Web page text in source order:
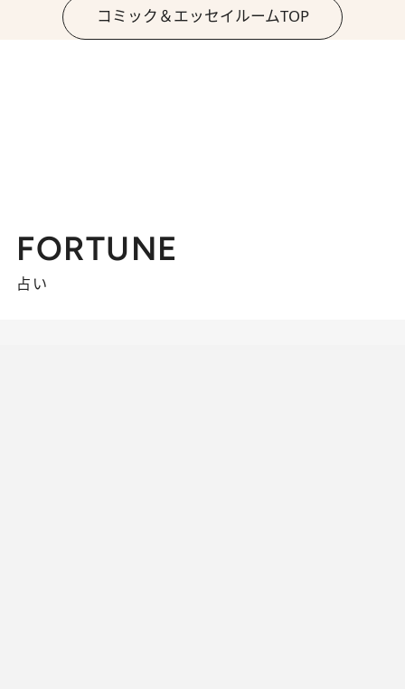
コミック＆エッセイルームTOP
FORTUNE
占い